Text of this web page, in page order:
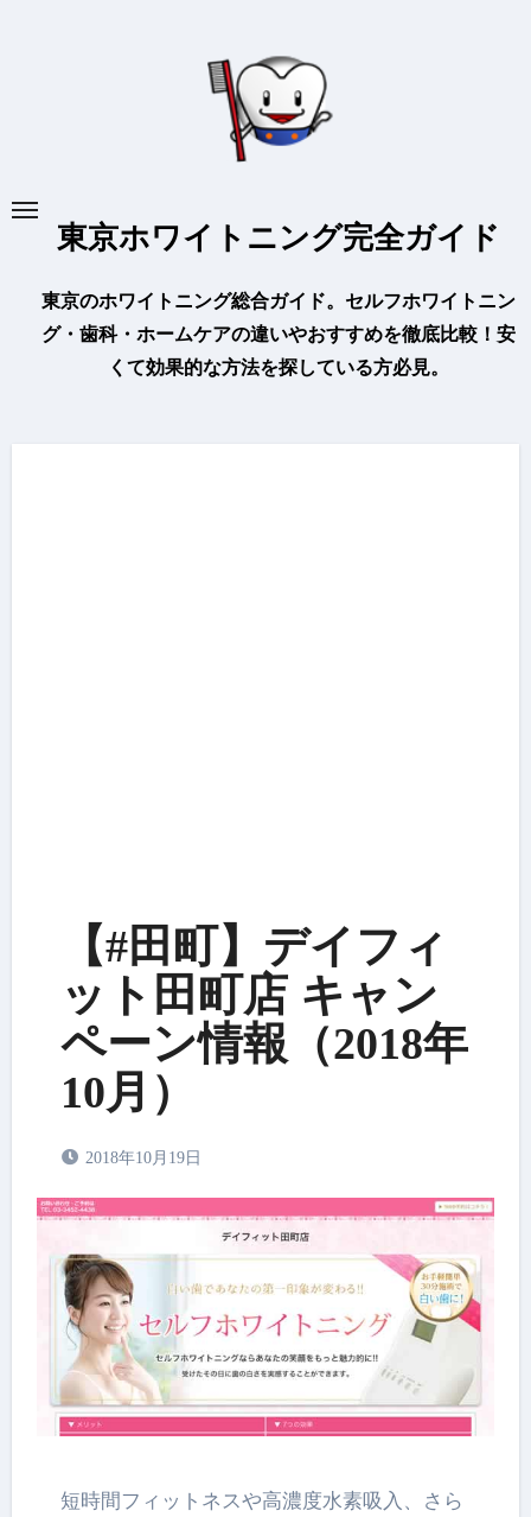
プ
東京ホワイトニング完全ガイド
東京のホワイトニング総合ガイド。セルフホワイトニン
グ・歯科・ホームケアの違いやおすすめを徹底比較！安
くて効果的な方法を探している方必見。
【#田町】デイフィ
ット田町店 キャン
ペーン情報（2018年
10月）
2018年10月19日
短時間フィットネスや高濃度水素吸入、さら